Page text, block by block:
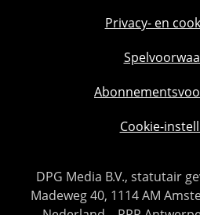
Privacy- en
Cookie-
DPG Media B.V., statutair
Madeweg 40, 1114 AM